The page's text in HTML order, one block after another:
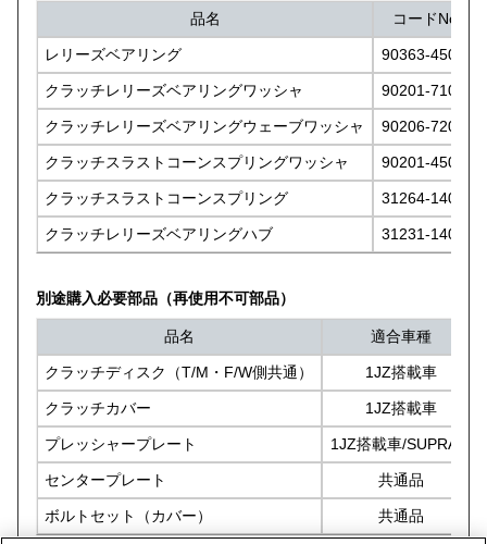
品名 コードNo.
レリーズベアリング 90363-45012
クラッチレリーズベアリングワッシャ 90201-71001
クラッチレリーズベアリングウェーブワッシャ 90206-72001
クラッチスラストコーンスプリングワッシャ 90201-45023
クラッチスラストコーンスプリング 31264-14040
クラッチレリーズベアリングハブ 31231-14040
別途購入必要部品（再使用不可部品）
品名 適合車種
クラッチディスク（T/M・F/W側共通） 1JZ搭載車
クラッチカバー 1JZ搭載車
プレッシャープレート 1JZ搭載車/SUPRA用
センタープレート 共通品
ボルトセット（カバー） 共通品